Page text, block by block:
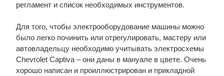
регламент и список необходимых инструментов.
Для того, чтобы электрооборудование машины можно
было легко починить или отрегулировать, мастеру или
автовладельцу необходимо учитывать электросхемы
Chevrolet Captiva – они даны в мануале в цвете. Очень
хорошо написан и проиллюстрирован и прикладной